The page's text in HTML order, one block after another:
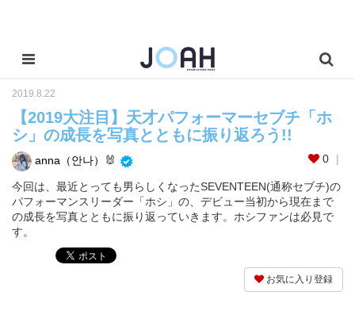
2019.8.22
【2019大注目】天才パフォーマーセブチ「ホ
シ」の成長を写真とともに振り返ろう!!
anna（안나）🐰 0
今回は、最近とっても男らしくなったSEVENTEEN(通称セブチ)の
パフォーマンスリーダー「ホシ」の、デビュー当初から現在まで
の成長を写真とともに振り返っていきます。ホシファンは必見で
す。
お気に入り登録